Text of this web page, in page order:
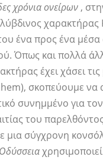
χρόνια ονείρων ,
χαρακτήρας
ένα προς ένα
Όπως και πολλά
έχει χάσει
σκοπεύουμε να
συνημμένο για
του
μια σύγχρονη